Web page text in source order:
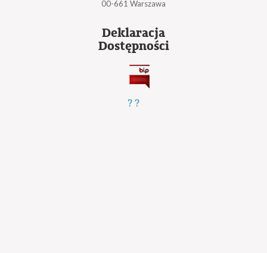
00-661 Warszawa
Deklaracja
Dostępności
? ?